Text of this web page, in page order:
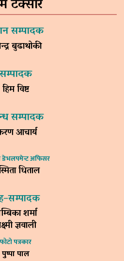
सम्पादक
बुढाथोकी
हिम विष्ट
सम्पादक
आचार्य
अफिसर
धिताल
शर्मा
ज्ञवाली
फोटो पत्रकार
पुष्पा पाल